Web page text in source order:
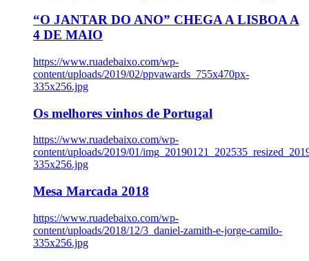
“O JANTAR DO ANO” CHEGA A LISBOA A
4 DE MAIO
https://www.ruadebaixo.com/wp-
content/uploads/2019/02/ppvawards_755x470px-
335x256.jpg
Os melhores vinhos de Portugal
https://www.ruadebaixo.com/wp-
content/uploads/2019/01/
335x256.jpg
Mesa Marcada 2018
https://www.ruadebaixo.com/wp-
content/uploads/2018/12/3_daniel-zamith-e-jorge-camilo-
335x256.jpg